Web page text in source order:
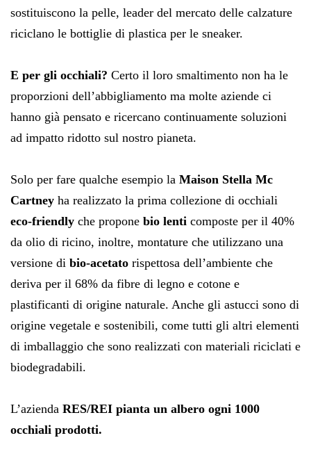
sostituiscono la pelle, leader del mercato delle calzature
riciclano le bottiglie di plastica per le sneaker.
E per gli occhiali? Certo il loro smaltimento non ha le
proporzioni dell’abbigliamento ma molte aziende ci
hanno già pensato e ricercano continuamente soluzioni
ad impatto ridotto sul nostro pianeta.
Solo per fare qualche esempio la Maison Stella Mc
Cartney ha realizzato la prima collezione di occhiali
eco-friendly che propone bio lenti composte per il 40%
da olio di ricino, inoltre, montature che utilizzano una
versione di bio-acetato rispettosa dell’ambiente che
deriva per il 68% da fibre di legno e cotone e
plastificanti di origine naturale. Anche gli astucci sono di
origine vegetale e sostenibili, come tutti gli altri elementi
di imballaggio che sono realizzati con materiali riciclati e
biodegradabili.
L’azienda RES/REI pianta un albero ogni 1000
occhiali prodotti.